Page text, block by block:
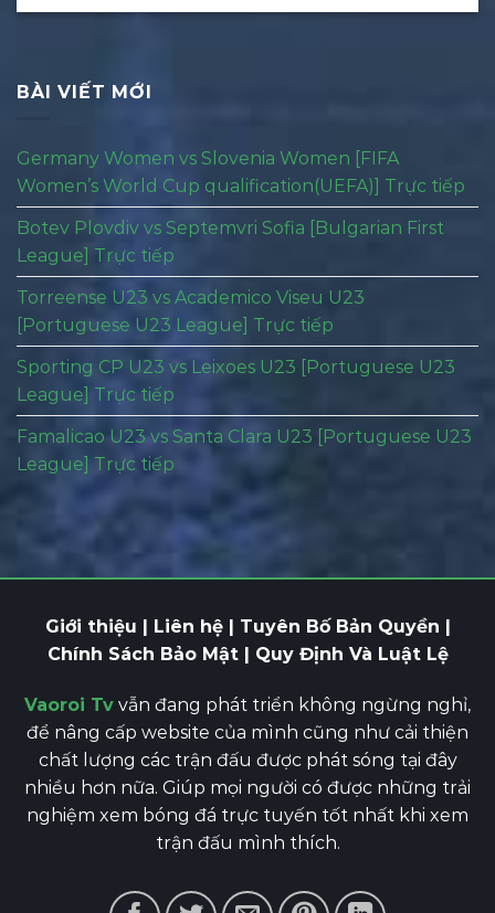
BÀI VIẾT MỚI
Germany Women vs Slovenia Women [FIFA
Women’s World Cup qualification(UEFA)] Trực tiếp
Botev Plovdiv vs Septemvri Sofia [Bulgarian First
League] Trực tiếp
Torreense U23 vs Academico Viseu U23
[Portuguese U23 League] Trực tiếp
Sporting CP U23 vs Leixoes U23 [Portuguese U23
League] Trực tiếp
Famalicao U23 vs Santa Clara U23 [Portuguese U23
League] Trực tiếp
Giới thiệu Liên hệ| Tuyên Bố Bản Quyền |
Chính Sách Bảo Mật | Quy Định Và Luật Lệ
Vaoroi Tv vẫn đang phát triển không ngừng nghỉ,
để nâng cấp website của mình cũng như cải thiện
chất lượng các trận đấu được phát sóng tại đây
nhiều hơn nữa. Giúp mọi người có được những trải
nghiệm xem bóng đá trực tuyến tốt nhất khi xem
trận đấu mình thích.